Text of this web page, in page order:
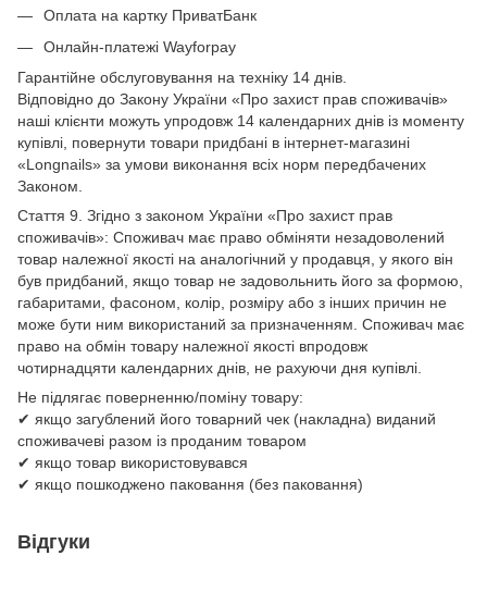
Оплата на картку ПриватБанк
Онлайн-платежі Wayforpay
Гарантійне обслуговування на техніку 14 днів.
Відповідно до Закону України «Про захист прав споживачів»
наші клієнти можуть упродовж 14 календарних днів із моменту
купівлі, повернути товари придбані в інтернет-магазині
«Longnails» за умови виконання всіх норм передбачених
Законом.
Стаття 9. Згідно з законом України «Про захист прав
споживачів»: Споживач має право обміняти незадоволений
товар належної якості на аналогічний у продавця, у якого він
був придбаний, якщо товар не задовольнить його за формою,
габаритами, фасоном, колір, розміру або з інших причин не
може бути ним використаний за призначенням. Споживач має
право на обмін товару належної якості впродовж
чотирнадцяти календарних днів, не рахуючи дня купівлі.
Не підлягає поверненню/поміну товару:
✔ якщо загублений його товарний чек (накладна) виданий
споживачеві разом із проданим товаром
✔ якщо товар використовувався
✔ якщо пошкоджено паковання (без паковання)
Відгуки